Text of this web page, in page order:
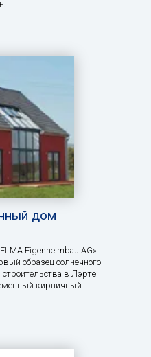
дом
Eigenheimbau AG»
образец солнечного
в Лэрте
кирпичный